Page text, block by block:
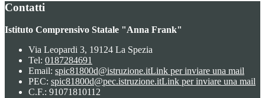
Contatti
Istituto Comprensivo Statale "Anna Frank"
Via Leopardi 3, 19124 La Spezia
Tel: 0187284691
Email: spic81800d@istruzione.itLink per inviare una mail
PEC: spic81800d@pec.istruzione.itLink per inviare una mail
C.F.: 91071810112